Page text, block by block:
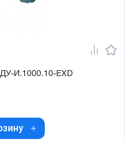
И.1000.10-ЕХD